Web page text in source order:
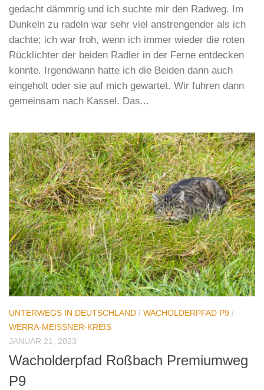
gedacht dämmrig und ich suchte mir den Radweg. Im
Dunkeln zu radeln war sehr viel anstrengender als ich
dachte; ich war froh, wenn ich immer wieder die roten
Rücklichter der beiden Radler in der Ferne entdecken
konnte. Irgendwann hatte ich die Beiden dann auch
eingeholt oder sie auf mich gewartet. Wir fuhren dann
gemeinsam nach Kassel. Das...
UNTERWEGS IN DEUTSCHLAND / WACHOLDERPFAD P9 /
WERRA-MEISSNER-KREIS
JANUAR 21, 2023
Wacholderpfad Roßbach Premiumweg
P9